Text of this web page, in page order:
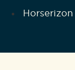
Horserizon